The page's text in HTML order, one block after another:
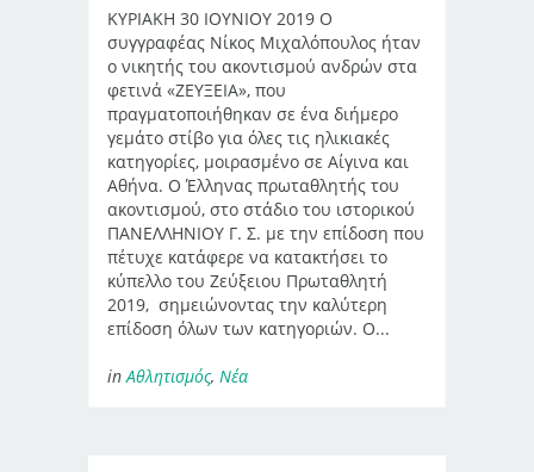
ΚΥΡΙΑΚΗ 30 ΙΟΥΝΙΟΥ 2019 Ο
συγγραφέας Νίκος Μιχαλόπουλος ήταν
ο νικητής του ακοντισμού ανδρών στα
φετινά «ΖΕΥΞΕΙΑ», που
πραγματοποιήθηκαν σε ένα διήμερο
γεμάτο στίβο για όλες τις ηλικιακές
κατηγορίες, μοιρασμένο σε Αίγινα και
Αθήνα. Ο Έλληνας πρωταθλητής του
ακοντισμού, στο στάδιο του ιστορικού
ΠΑΝΕΛΛΗΝΙΟΥ Γ. Σ. με την επίδοση που
πέτυχε κατάφερε να κατακτήσει το
κύπελλο του Ζεύξειου Πρωταθλητή
2019, σημειώνοντας την καλύτερη
επίδοση όλων των κατηγοριών. Ο...
inΑθλητισμός, Νέα